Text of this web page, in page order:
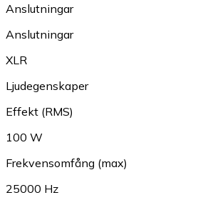
Anslutningar
Anslutningar
XLR
Ljudegenskaper
Effekt (RMS)
100 W
Frekvensomfång (max)
25000 Hz